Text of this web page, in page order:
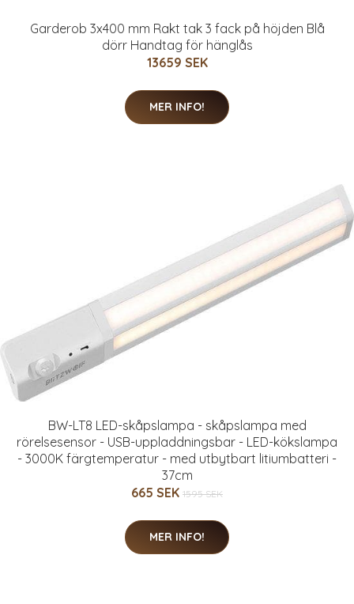
Garderob 3x400 mm Rakt tak 3 fack på höjden Blå
dörr Handtag för hänglås
13659 SEK
MER INFO!
BW-LT8 LED-skåpslampa - skåpslampa med
rörelsesensor - USB-uppladdningsbar - LED-kökslampa
- 3000K färgtemperatur - med utbytbart litiumbatteri -
37cm
665 SEK 1595 SEK
MER INFO!